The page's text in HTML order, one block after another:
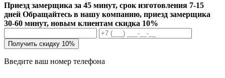
Приезд замерщика за 45 минут, срок изготовления 7-15
дней Обращайтесь в нашу компанию, приезд замерщика
30-60 минут, новым клиентам скидка 10%
Получить скидку 10%
Введите ваш номер телефона